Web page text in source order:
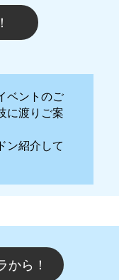
ベントのご
に渡りご案
ン紹介して
から！